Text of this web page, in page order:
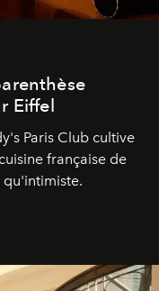
Eiffel
Paris Club cultive
française de
qu'intimiste.